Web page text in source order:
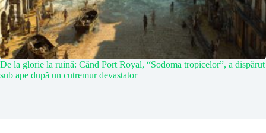
De la glorie la ruină: Când Port Royal, “Sodoma tropicelor”, a dispărut
sub ape după un cutremur devastator